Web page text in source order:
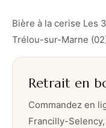
e
L
e
3
L
o
Bière à la cerise Les
Trélou-sur-Marne
Retrait en
Commandez en
Francilly-